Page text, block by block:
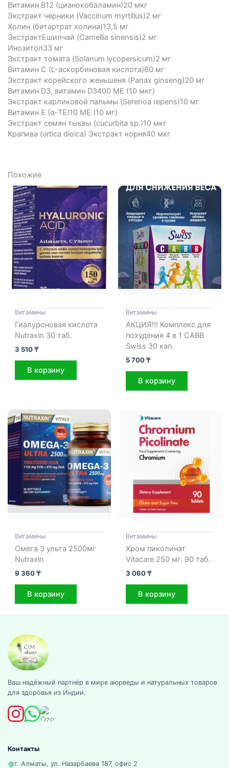
Витамин B12 (цианокобаламин)20 мкг
Экстракт черники (Vaccinum myrtillus)2 мг
Холин (битартрат холина)13,5 мг
ЭкстрактЕшилчай (Camellia sinensis)2 мг
Инозитол33 мг
Экстракт томата (Solanum lycopersicum)2 мг
Витамин С (L-аскорбиновая кислота)60 мг
Экстракт корейского женьшеня (Panax ginseng)20 мг
Витамин D3, витамин D3400 МЕ (10 мкг)
Экстракт карликовой пальмы (Serenoa repens)10 мг
Витамин E (α-TE)10 МЕ (10 мг)
Экстракт семян тыквы (cucurbita sp.)10 мкг
Крапива (urtica dioica) Экстракт корня40 мкг
Похожие
Витамины
Гиалуроновая кислота
Nutraxin 30 таб.
3 510₸
В корзину
Витамины
АКЦИЯ!!! Комплекс для
похудения 4 в 1 САВВ
Swiss 30 кап.
5 700₸
В корзину
Витамины
Омега 3 ульта 2500мг
Nutraxin
9 360₸
В корзину
Витамины
Хром пиколинат
Vitacare 250 мг. 90 таб.
3 060₸
В корзину
Ваш надёжный партнёр в мире аюрведы и натуральных товаров
для здоровья из Индии.
Контакты
г. Алматы, ул. Назарбаева 187, офис 2